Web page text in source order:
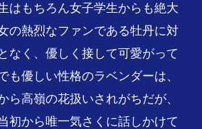
はもちろん女子学生からも絶大
の熱烈なファンである牡丹に対
なく、優しく接して可愛がって
も優しい性格のラベンダーは、
ら高嶺の花扱いされがちだが、
初から唯一気さくに話しかけて